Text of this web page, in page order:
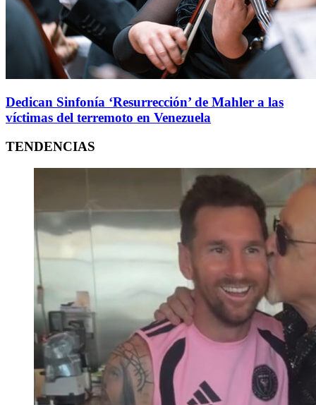
Dedican Sinfonía ‘Resurrección’ de Mahler a las
víctimas del terremoto en Venezuela
TENDENCIAS